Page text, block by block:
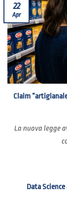
Claim
La nuova legge
22
Apr
Data